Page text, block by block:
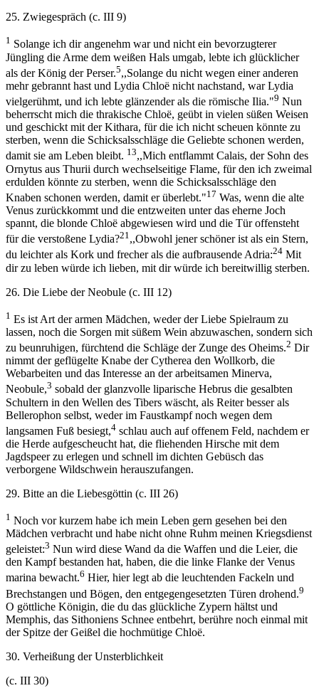
25. Zwiegespräch (c. III 9)
1 Solange ich dir angenehm war und nicht ein bevorzugterer
Jüngling die Arme dem weißen Hals umgab, lebte ich glücklicher
als der König der Perser.5,,Solange du nicht wegen einer anderen
mehr gebrannt hast und Lydia Chloë nicht nachstand, war Lydia
vielgerühmt, und ich lebte glänzender als die römische Ilia."9 Nun
beherrscht mich die thrakische Chloë, geübt in vielen süßen Weisen
und geschickt mit der Kithara, für die ich nicht scheuen könnte zu
sterben, wenn die Schicksalsschläge die Geliebte schonen werden,
damit sie am Leben bleibt. 13,,Mich entflammt Calais, der Sohn des
Ornytus aus Thurii durch wechselseitige Flame, für den ich zweimal
erdulden könnte zu sterben, wenn die Schicksalsschläge den
Knaben schonen werden, damit er überlebt."17 Was, wenn die alte
Venus zurückkommt und die entzweiten unter das eherne Joch
spannt, die blonde Chloë abgewiesen wird und die Tür offensteht
für die verstoßene Lydia?21 ,,Obwohl jener schöner ist als ein Stern,
du leichter als Kork und frecher als die aufbrausende Adria:24 Mit
dir zu leben würde ich lieben, mit dir würde ich bereitwillig sterben.
26. Die Liebe der Neobule (c. III 12)
1 Es ist Art der armen Mädchen, weder der Liebe Spielraum zu
lassen, noch die Sorgen mit süßem Wein abzuwaschen, sondern sich
zu beunruhigen, fürchtend die Schläge der Zunge des Oheims.2 Dir
nimmt der geflügelte Knabe der Cytherea den Wollkorb, die
Webarbeiten und das Interesse an der arbeitsamen Minerva,
Neobule,3 sobald der glanzvolle liparische Hebrus die gesalbten
Schultern in den Wellen des Tibers wäscht, als Reiter besser als
Bellerophon selbst, weder im Faustkampf noch wegen dem
langsamen Fuß besiegt,4 schlau auch auf offenem Feld, nachdem er
die Herde aufgescheucht hat, die fliehenden Hirsche mit dem
Jagdspeer zu erlegen und schnell im dichten Gebüsch das
verborgene Wildschwein herauszufangen.
29. Bitte an die Liebesgöttin (c. III 26)
1 Noch vor kurzem habe ich mein Leben gern gesehen bei den
Mädchen verbracht und habe nicht ohne Ruhm meinen Kriegsdienst
geleistet:3 Nun wird diese Wand da die Waffen und die Leier, die
den Kampf bestanden hat, haben, die die linke Flanke der Venus
marina bewacht.6 Hier, hier legt ab die leuchtenden Fackeln und
Brechstangen und Bögen, den entgegengesetzten Türen drohend.9
O göttliche Königin, die du das glückliche Zypern hältst und
Memphis, das Sithoniens Schnee entbehrt, berühre noch einmal mit
der Spitze der Geißel die hochmütige Chloë.
30. Verheißung der Unsterblichkeit
(c. III 30)